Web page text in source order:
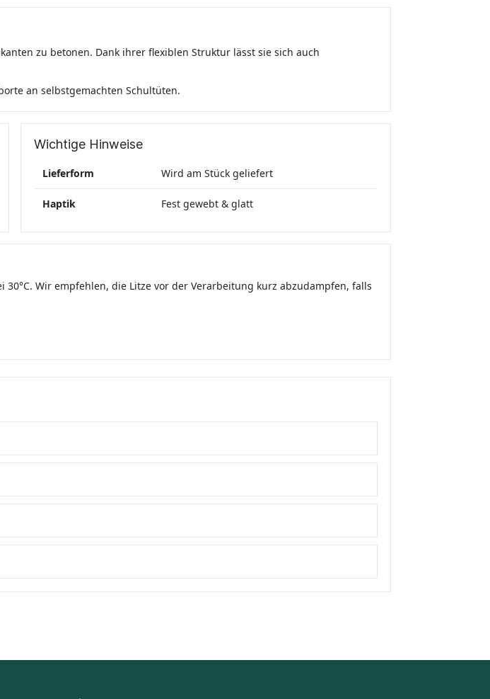
zu betonen. Dank ihrer flexiblen Struktur lässt sie sich auch
an selbstgemachten Schultüten.
Wichtige Hinweise
Lieferform Wird am Stück geliefert
Haptik Fest gewebt & glatt
30°C. Wir empfehlen, die Litze vor der Verarbeitung kurz abzudampfen, falls